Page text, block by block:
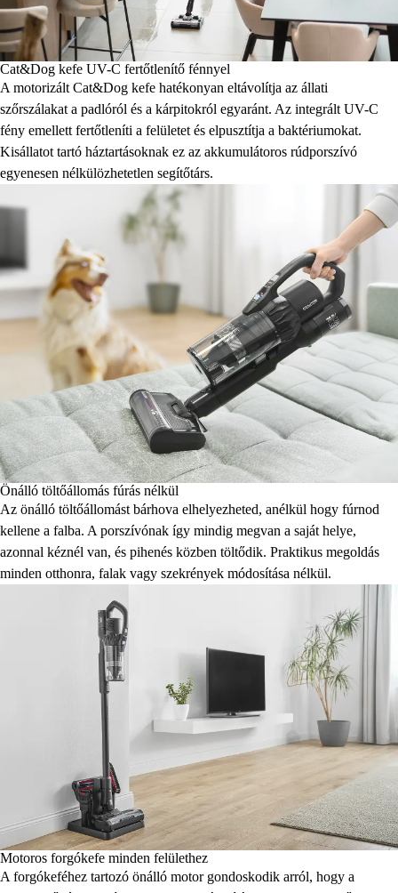
Cat&Dog kefe UV-C fertőtlenítő fénnyel
A motorizált Cat&Dog kefe hatékonyan eltávolítja az állati
szőrszálakat a padlóról és a kárpitokról egyaránt. Az integrált UV-C
fény emellett fertőtleníti a felületet és elpusztítja a baktériumokat.
Kisállatot tartó háztartásoknak ez az akkumulátoros rúdporszívó
egyenesen nélkülözhetetlen segítőtárs.
Önálló töltőállomás fúrás nélkül
Az önálló töltőállomást bárhova elhelyezheted, anélkül hogy fúrnod
kellene a falba. A porszívónak így mindig megvan a saját helye,
azonnal kéznél van, és pihenés közben töltődik. Praktikus megoldás
minden otthonra, falak vagy szekrények módosítása nélkül.
Motoros forgókefe minden felülethez
A forgókeféhez tartozó önálló motor gondoskodik arról, hogy a